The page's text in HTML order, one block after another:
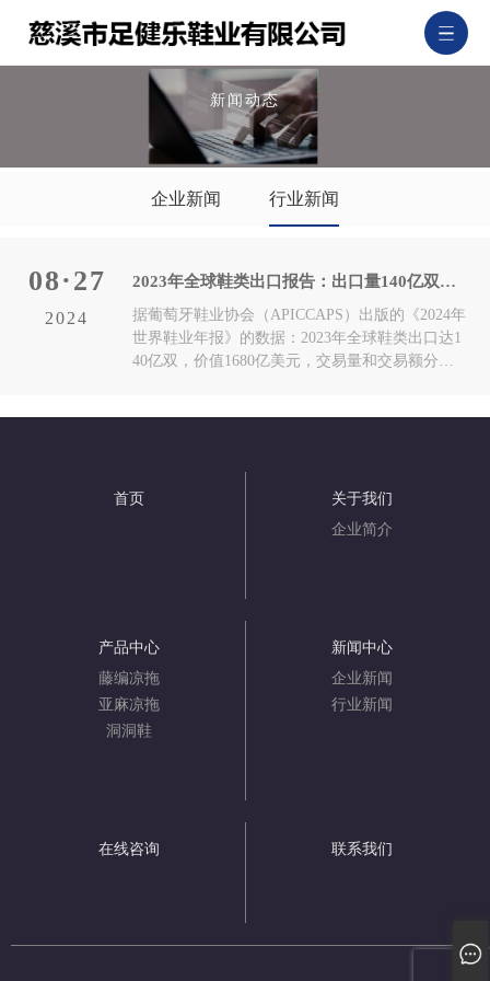
新闻动态
企业新闻 行业新闻
08·27
2024
2023年全球鞋类出口报告：出口量140亿双，
价值1680亿美元，亚洲主导占比84.6%
据葡萄牙鞋业协会（APICCAPS）出版的《2024年
世界鞋业年报》的数据：2023年全球鞋类出口达1
40亿双，价值1680亿美元，交易量和交易额分别
首页
关于我们
企业简介
产品中心
藤编凉拖
亚麻凉拖
洞洞鞋
新闻中心
企业新闻
行业新闻
在线咨询 联系我们